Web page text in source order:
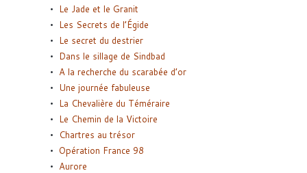
Le Jade et le Granit
Les Secrets de l’Égide
Le secret du destrier
Dans le sillage de Sindbad
A la recherche du scarabée d’or
Une journée fabuleuse
La Chevalière du Téméraire
Le Chemin de la Victoire
Chartres au trésor
Opération France 98
Aurore